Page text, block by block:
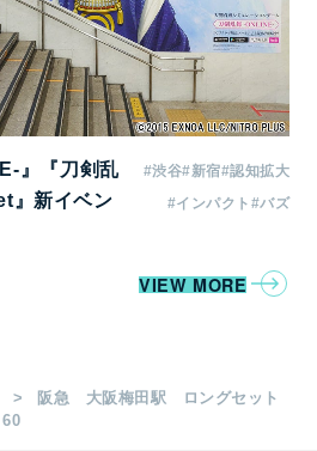
掛かります。（データ入稿）
す。詳細はお問い合わせく
』『刀剣乱
』新イベン
VIEW MORE
#渋谷#新宿#認知拡大
#インパクト #バズ
阪急 大阪梅田駅 ロングセット
60